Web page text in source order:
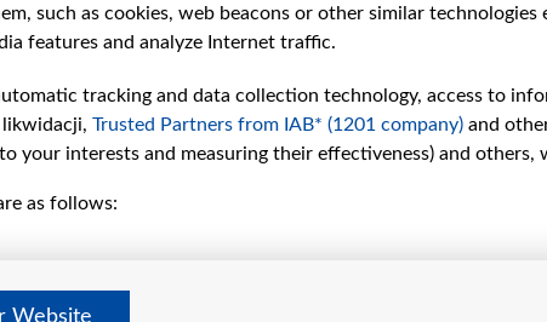
such as cookies, web beacons or other similar
features and analyze Internet traffic.
tracking and data collection technology, access to
likwidacji, Trusted Partners from IAB* (1201 company) and
your interests and measuring their effectiveness) and others,
as follows:
Website